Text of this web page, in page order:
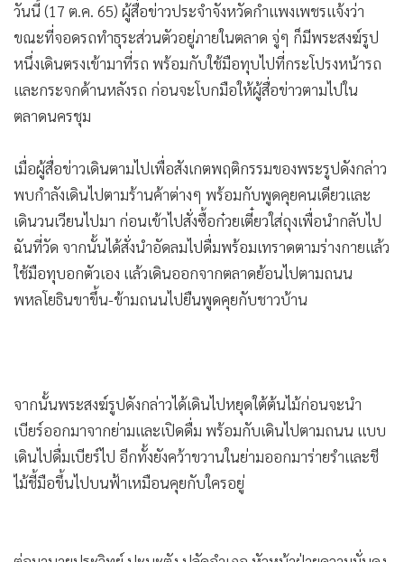
• News1
• Gotomanager
วันนี้ (17 ต.ค. 65) ผู้สื่อข่าวประจำจังหวัดกำแพงเพชรแจ้งว่า
ขณะที่จอดรถทำธุระส่วนตัวอยู่ภายในตลาด จู่ๆ ก็มีพระสงฆ์รูป
หนึ่งเดินตรงเข้ามาที่รถ พร้อมกับใช้มือทุบไปที่กระโปรงหน้ารถ
และกระจกด้านหลังรถ ก่อนจะโบกมือให้ผู้สื่อข่าวตามไปใน
ตลาดนครชุม
เมื่อผู้สื่อข่าวเดินตามไปเพื่อสังเกตพฤติกรรมของพระรูปดังกล่าว
พบกำลังเดินไปตามร้านค้าต่างๆ พร้อมกับพูดคุยคนเดียวและ
เดินวนเวียนไปมา ก่อนเข้าไปสั่งซื้อก๋วยเตี๋ยวใส่ถุงเพื่อนำกลับไป
ฉันที่วัด จากนั้นได้สั่งนำอัดลมไปดื่มพร้อมเทราดตามร่างกายแล้ว
ใช้มือทุบอกตัวเอง แล้วเดินออกจากตลาดย้อนไปตามถนน
พหลโยธินขาขึ้น-ข้ามถนนไปยืนพูดคุยกับชาวบ้าน
จากนั้นพระสงฆ์รูปดังกล่าวได้เดินไปหยุดใต้ต้นไม้ก่อนจะนำ
เบียร์ออกมาจากย่ามและเปิดดื่ม พร้อมกับเดินไปตามถนน แบบ
เดินไปดื่มเบียร์ไป อีกทั้งยังคว้าขวานในย่ามออกมาร่ายรำและชี
ไม้ชี้มือขึ้นไปบนฟ้าเหมือนคุยกับใครอยู่